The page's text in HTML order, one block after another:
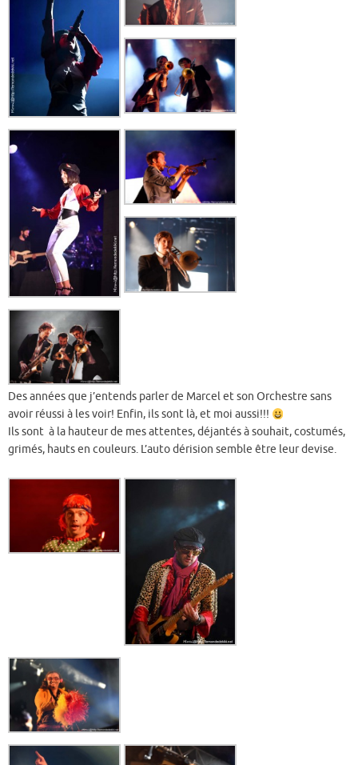
Des années que j’entends parler de Marcel et son Orchestre sans
avoir réussi à les voir! Enfin, ils sont là, et moi aussi!!!
Ils sont à la hauteur de mes attentes, déjantés à souhait, costumés,
grimés, hauts en couleurs. L’auto dérision semble être leur devise.